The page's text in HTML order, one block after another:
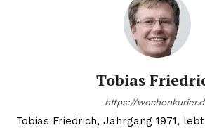
Tobias
https://
Tobias Friedrich, Jahrgang 1971,